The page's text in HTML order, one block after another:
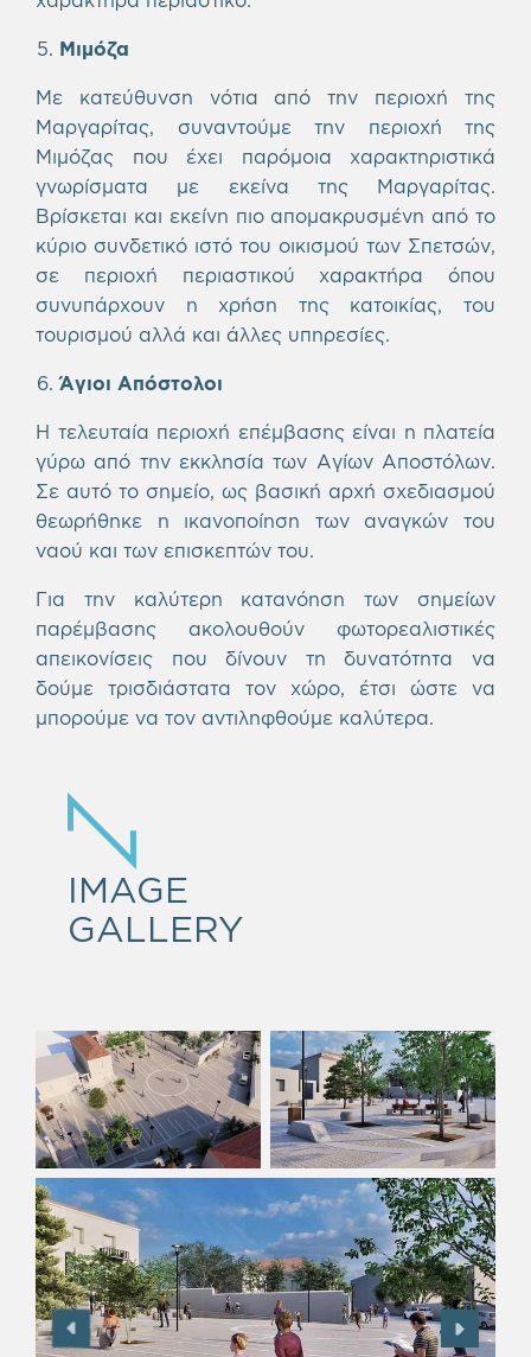
Μιμόζα
Με κατεύθυνση νότια από την περιοχή της
Μαργαρίτας, συναντούμε την περιοχή της
Μιμόζας που έχει παρόμοια χαρακτηριστικά
γνωρίσματα με εκείνα της Μαργαρίτας.
Βρίσκεται και εκείνη πιο απομακρυσμένη από το
κύριο συνδετικό ιστό του οικισμού των Σπετσών,
σε περιοχή περιαστικού χαρακτήρα όπου
συνυπάρχουν η χρήση της κατοικίας, του
τουρισμού αλλά και άλλες υπηρεσίες.
Άγιοι Απόστολοι
Η τελευταία περιοχή επέμβασης είναι η πλατεία
γύρω από την εκκλησία των Αγίων Αποστόλων.
Σε αυτό το σημείο, ως βασική αρχή σχεδιασμού
θεωρήθηκε η ικανοποίηση των αναγκών του
ναού και των επισκεπτών του.
Για την καλύτερη κατανόηση των σημείων
παρέμβασης ακολουθούν φωτορεαλιστικές
απεικονίσεις που δίνουν τη δυνατότητα να
δούμε τρισδιάστατα τον χώρο, έτσι ώστε να
μπορούμε να τον αντιληφθούμε καλύτερα.
IMAGE
GALLERY